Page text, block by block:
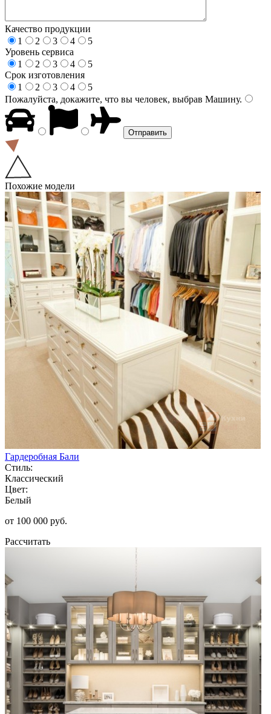
Качество продукции
1
2 3 4
5
Уровень сервиса
1
2 3 4
5
Срок изготовления
1
2 3 4
5
Пожалуйста, докажите, что вы человек, выбрав Машину.
Похожие модели
Гардеробная Бали
Стиль:
Классический
Цвет:
Белый
от 100 000 руб.
Рассчитать